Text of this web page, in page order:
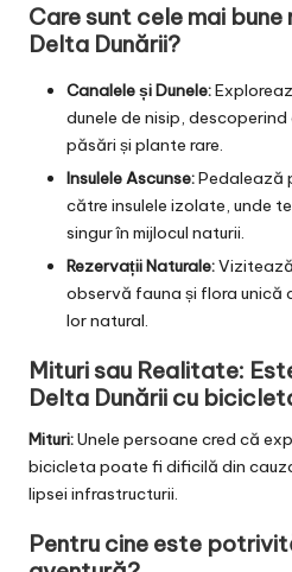
Care sunt cele mai
Delta Dunării?
Canalele și Dunele:
dunele de nisip,
păsări și plante rare.
Insulele Ascunse:Pedalează
către insulele izolate, unde
singur în mijlocul naturii.
Rezervații Naturale:
observă fauna și flora unică
lor natural.
Mituri sau Realitate:
Delta Dunării cu
Mituri:Unele persoane cred că
bicicleta poate fi dificilă din
lipsei infrastructurii.
Pentru cine este